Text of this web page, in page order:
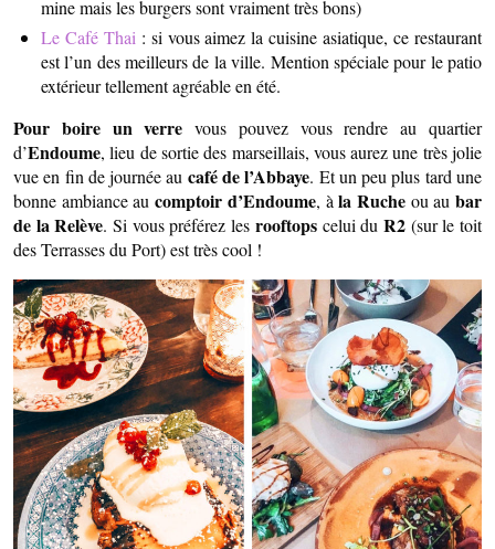
mine mais les burgers sont vraiment très bons)
Le Café Thai: si vous aimez la cuisine asiatique, ce restaurant
est l’un des meilleurs de la ville. Mention spéciale pour le patio
extérieur tellement agréable en été.
Pour boire un verre vous pouvez vous rendre au quartier
d’Endoume, lieu de sortie des marseillais, vous aurez une très jolie
vue en fin de journée au café de l’Abbaye. Et un peu plus tard une
bonne ambiance aucomptoir d’Endoume, àla Rucheou aubar
de la Relève. Si vous préférez les rooftopscelui du R2(sur le toit
des Terrasses du Port) est très cool !